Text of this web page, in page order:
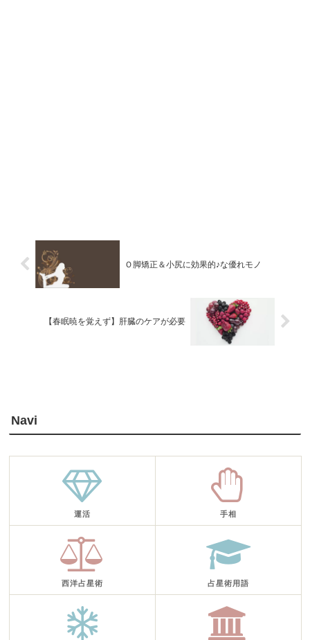
Ｏ脚矯正＆小尻に効果的♪な優れモノ
【春眠暁を覚えず】肝臓のケアが必要
Navi
運活 手相
西洋占星術 占星術用語